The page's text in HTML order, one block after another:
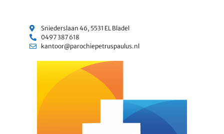
Sniederslaan 46, 5531 EL Bladel
0497 387 618
kantoor@parochiepetruspaulus.nl